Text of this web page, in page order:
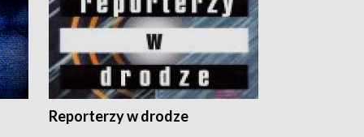
Reporterzy w drodze